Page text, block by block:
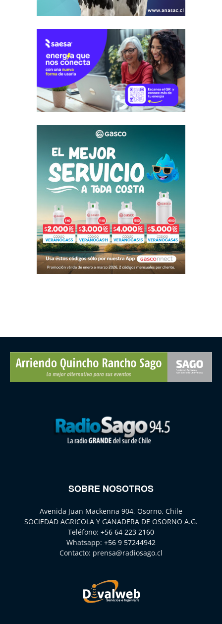
SOBRE NOSOTROS
Avenida Juan Mackenna 904, Osorno, Chile
SOCIEDAD AGRICOLA Y GANADERA DE OSORNO A.G.
Teléfono: +56 64 223 2160
Whatsapp: +56 9 57244942
Contacto: prensa@radiosago.cl